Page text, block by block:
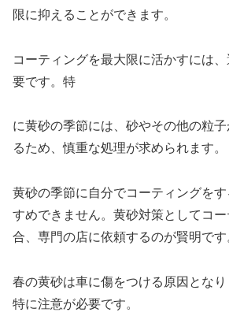
限に抑えることができます。
コーティングを最大限に活かすには
要です。特
に黄砂の季節には、砂やその他の粒
るため、慎重な処理が求められます。
黄砂の季節に自分でコーティングを
すめできません。黄砂対策としてコ
合、専門の店に依頼するのが賢明です
春の黄砂は車に傷をつける原因とな
特に注意が必要です。